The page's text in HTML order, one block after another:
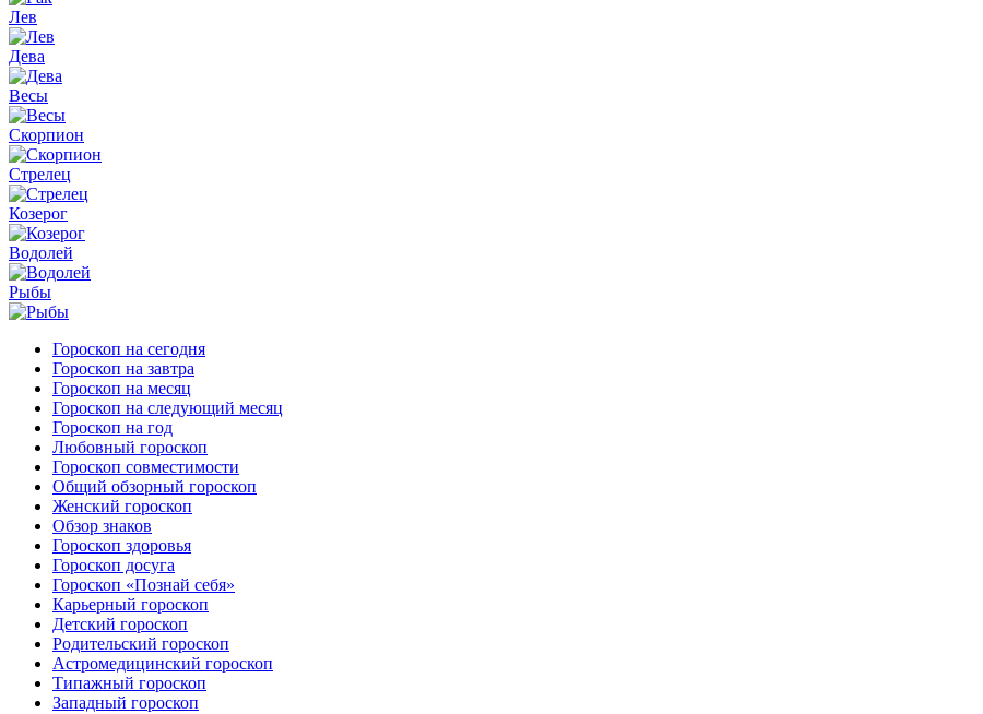
Лев
Дева
Весы
Скорпион
Стрелец
Козерог
Водолей
Рыбы
Гороскоп на сегодня
Гороскоп на завтра
Гороскоп на месяц
Гороскоп на следующий месяц
Гороскоп на год
Любовный гороскоп
Гороскоп совместимости
Общий обзорный гороскоп
Женский гороскоп
Обзор знаков
Гороскоп здоровья
Гороскоп досуга
Гороскоп «Познай себя»
Карьерный гороскоп
Детский гороскоп
Родительский гороскоп
Астромедицинский гороскоп
Типажный гороскоп
Западный гороскоп